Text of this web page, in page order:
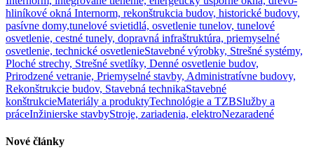
hliníkové okná Internorm, rekonštrukcia budov, historické budovy,
pasívne domy,tunelové svietidlá, osvetlenie tunelov, tunelové
osvetlenie, cestné tunely, dopravná infraštruktúra, priemyselné
osvetlenie, technické osvetlenieStavebné výrobky, Strešné systémy,
Ploché strechy, Strešné svetlíky, Denné osvetlenie budov,
Prirodzené vetranie, Priemyselné stavby, Administratívne budovy,
Rekonštrukcie budov, Stavebná technikaStavebné
konštrukcieMateriály a produktyTechnológie a TZBSlužby a
práceInžinierske stavbyStroje, zariadenia, elektroNezaradené
Nové články